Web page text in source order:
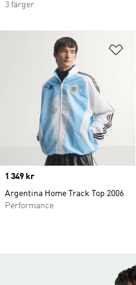
3 färger
Price
1 349 kr
Argentina Home Track Top 2006
Performance